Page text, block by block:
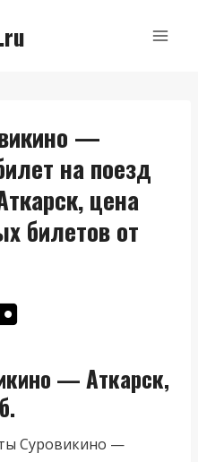
—
на поезд
цена
билетов от
— Аткарск,
Суровикино —